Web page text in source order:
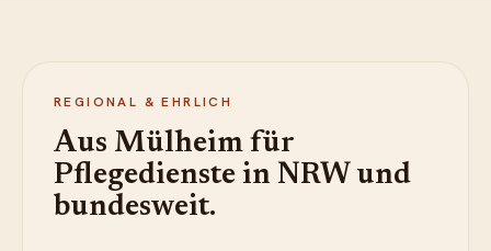
REGIONAL & EHRLICH
Aus Mülheim für
Pflegedienste in NRW und
bundesweit.